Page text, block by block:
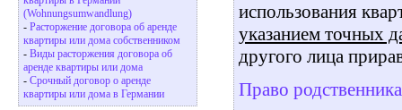
(Wohnungsumwandlung)
- Расторжение договора об аренде
квартиры или дома собственником
- Виды расторжения договора об
аренде квартиры или дома
- Срочный договор о аренде
квартиры или дома в Германии
использования
указанием точных
другого лица
Право